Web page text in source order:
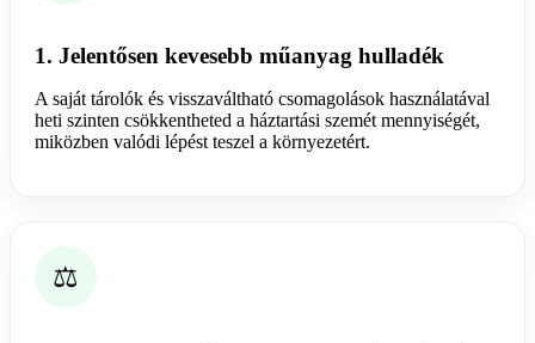
1. Jelentősen kevesebb műanyag hulladék
A saját tárolók és visszaváltható csomagolások használatával
heti szinten csökkentheted a háztartási szemét mennyiségét,
miközben valódi lépést teszel a környezetért.
⚖️